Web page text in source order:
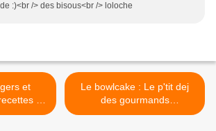
:)<br /> des bisous<br /> loloche
du
à faire
Le bowlcake : Le p'tit dej
des gourmands
raisonnables! >